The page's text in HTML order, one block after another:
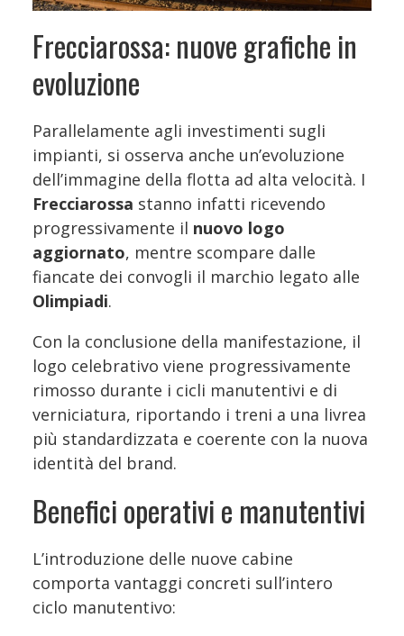
Frecciarossa: nuove grafiche in
evoluzione
Parallelamente agli investimenti sugli
impianti, si osserva anche un’evoluzione
dell’immagine della flotta ad alta velocità. I
Frecciarossa stanno infatti ricevendo
progressivamente il nuovo logo
aggiornato, mentre scompare dalle
fiancate dei convogli il marchio legato alle
Olimpiadi.
Con la conclusione della manifestazione, il
logo celebrativo viene progressivamente
rimosso durante i cicli manutentivi e di
verniciatura, riportando i treni a una livrea
più standardizzata e coerente con la nuova
identità del brand.
Benefici operativi e manutentivi
L’introduzione delle nuove cabine
comporta vantaggi concreti sull’intero
ciclo manutentivo: